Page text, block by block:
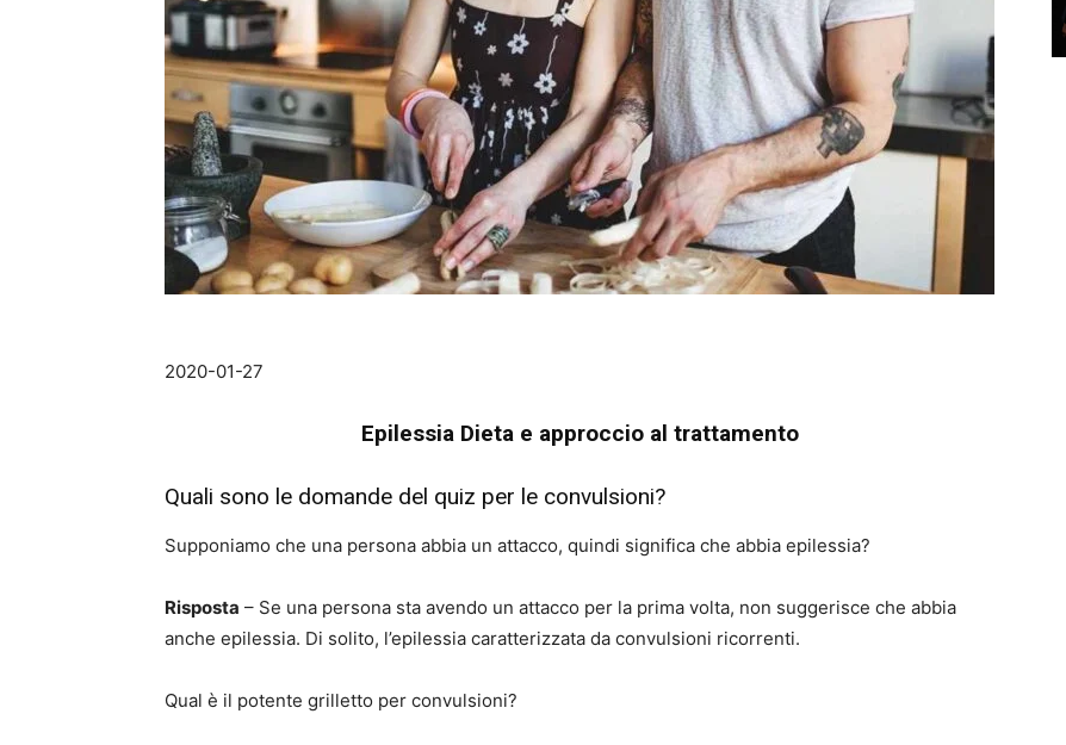
2020-01-27
Epilessia Dieta e approccio al trattamento
Quali sono le domande del quiz per le convulsioni?
Supponiamo che una persona abbia un attacco, quindi significa che abbia epilessia?
Risposta – Se una persona sta avendo un attacco per la prima volta, non suggerisce che abbia
anche epilessia. Di solito, l’epilessia caratterizzata da convulsioni ricorrenti.
Qual è il potente grilletto per convulsioni?